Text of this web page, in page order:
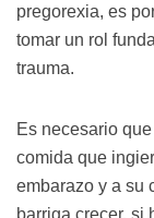
pregorexia, es
tomar un rol
trauma.
Es necesario
comida que
embarazo y a su
barriga crecer, si